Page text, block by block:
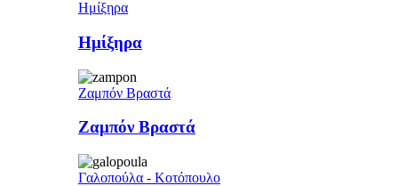
Ημίξηρα
Ημίξηρα
Ζαμπόν Βραστά
Ζαμπόν Βραστά
Γαλοπούλα - Κοτόπουλο